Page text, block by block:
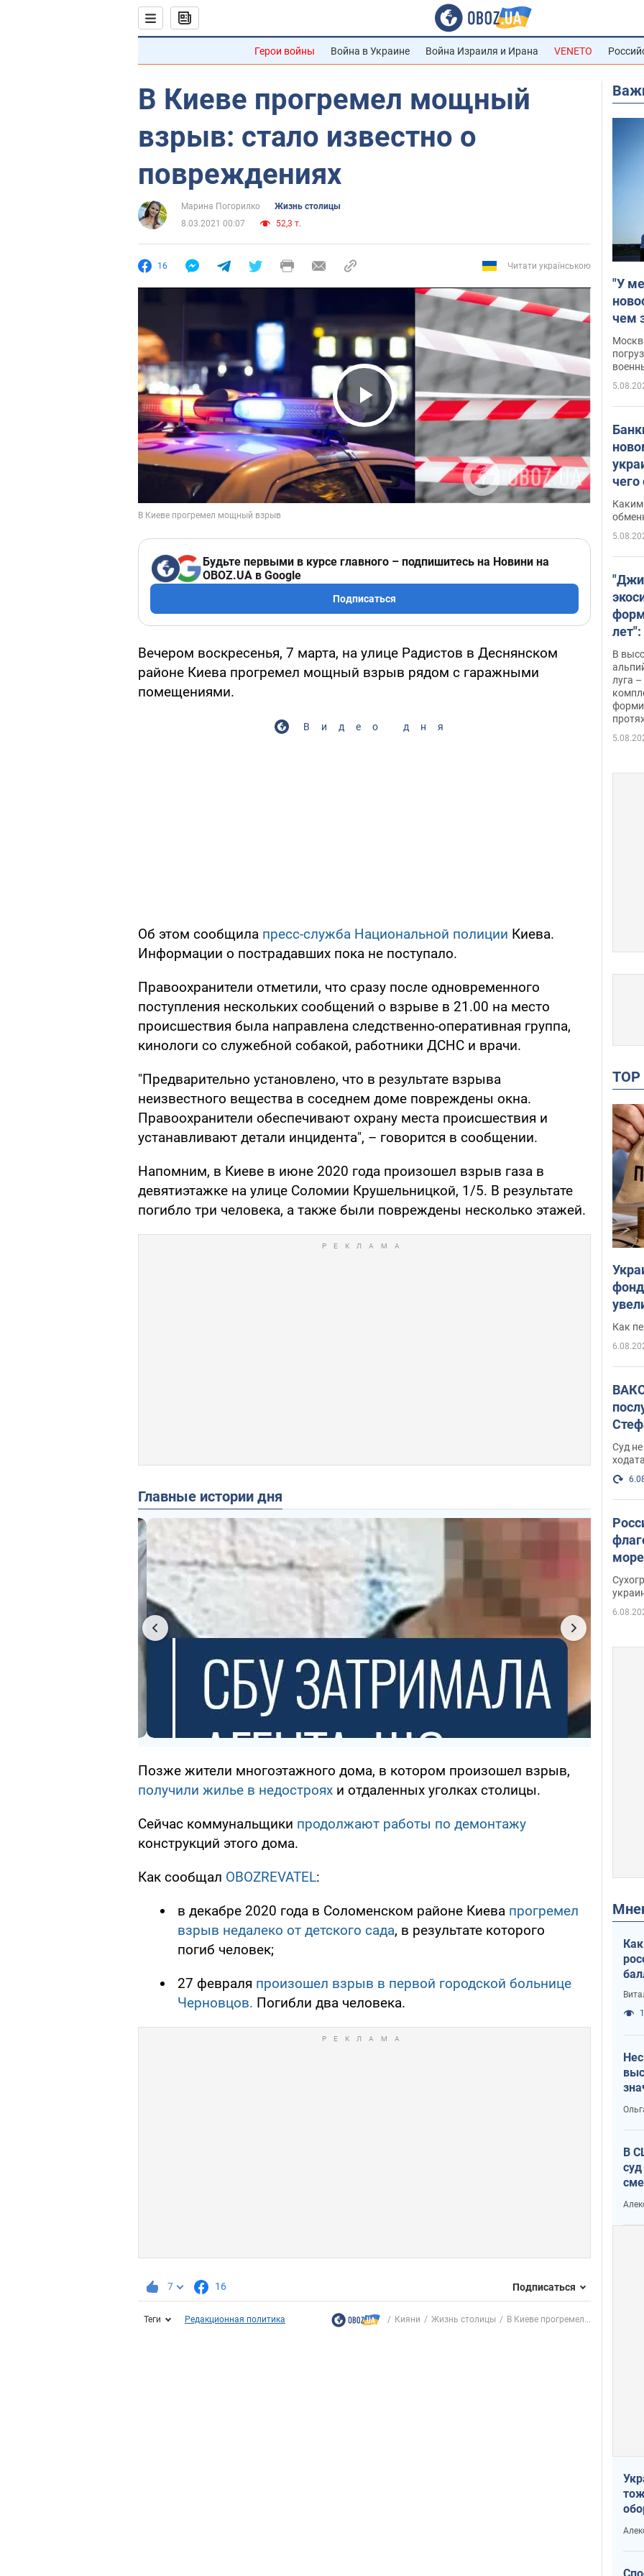
Герои войны Война в Украине Война Израиля и Ирана VENETO
В Киеве прогремел мощный
взрыв: стало известно о
повреждениях
Марина Погорилко
Жизнь столицы
8.03.2021 00:07
52,3 т.
16 Читати українською
Play Video
Будьте первыми в курсе главного – подпишитесь на Новини на
OBOZ.UA в Google
Подписаться
Вечером воскресенья, 7 марта, на улице Радистов в Деснянском
районе Киева прогремел мощный взрыв рядом с гаражными
помещениями.
Видео дня
Об этом сообщила пресс-служба Национальной полиции Киева.
Информации о пострадавших пока не поступало.
Правоохранители отметили, что сразу после одновременного
поступления нескольких сообщений о взрыве в 21.00 на место
происшествия была направлена следственно-оперативная группа,
кинологи со служебной собакой, работники ДСНС и врачи.
"Предварительно установлено, что в результате взрыва
неизвестного вещества в соседнем доме повреждены окна.
Правоохранители обеспечивают охрану места происшествия и
устанавливают детали инцидента", – говорится в сообщении.
Напомним, в Киеве в июне 2020 года произошел взрыв газа в
девятиэтажке на улице Соломии Крушельницкой, 1/5. В результате
погибло три человека, а также были повреждены несколько этажей.
Главные истории дня
Позже жители многоэтажного дома, в котором произошел взрыв,
получили жилье в недостроях и отдаленных уголках столицы.
Сейчас коммунальщики продолжают работы по демонтажу
конструкций этого дома.
Как сообщал OBOZREVATEL:
в декабре 2020 года в Соломенском районе Киева прогремел
взрыв недалеко от детского сада, в результате которого
погиб человек;
27 февраля произошел взрыв в первой городской больнице
Черновцов. Погибли два человека.
7 16 Подписаться
Теги Редакционная политика Кияни Жизнь столицы В Киеве прогремел...
"У
чем
Каким
В
луга
не
Как
деле
Суд
В